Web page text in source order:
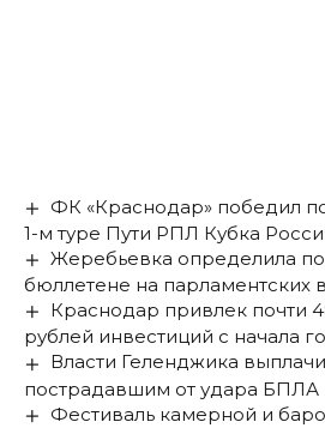
ФК «Краснодар» победил
1-м туре Пути РПЛ Кубка
Жеребьевка определила
бюллетене на парламентских
Краснодар привлек почти
рублей инвестиций с начала
Власти Геленджика
пострадавшим от удара БПЛА
Фестиваль камерной и